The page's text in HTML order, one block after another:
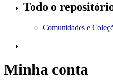
Todo o
Comunidades e
Minha conta